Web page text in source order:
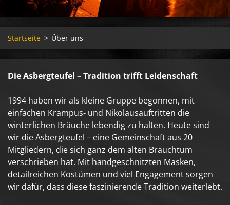
Startseite > Über uns
Die Asbergteufel – Tradition trifft Leidenschaft
1994 haben wir als kleine Gruppe begonnen, mit
einfachen Krampus- und Nikolausauftritten die
winterlichen Bräuche lebendig zu halten. Heute sind
wir die Asbergteufel – eine Gemeinschaft aus 20
Mitgliedern, die sich ganz dem alten Brauchtum
verschrieben hat. Mit handgeschnitzten Masken,
detailreichen Kostümen und viel Engagement sorgen
wir dafür, dass diese faszinierende Tradition weiterlebt.